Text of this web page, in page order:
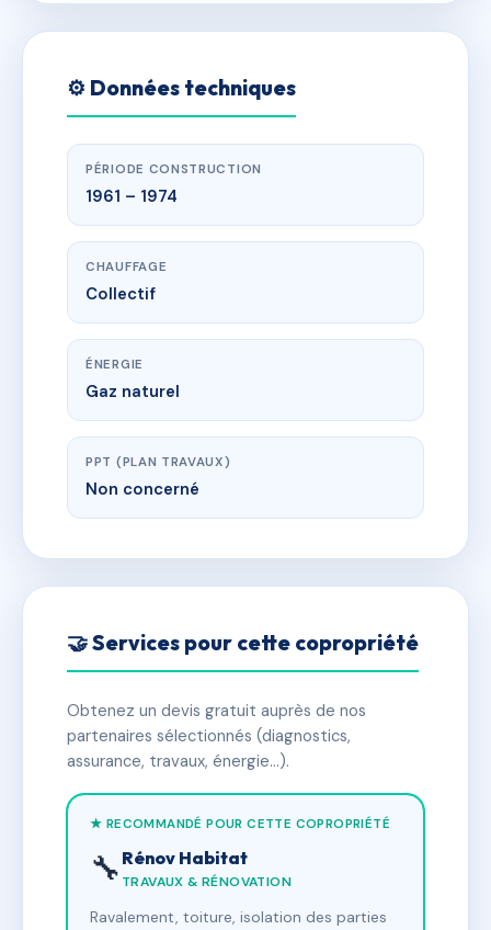
⚙️ Données techniques
PÉRIODE CONSTRUCTION
1961 – 1974
CHAUFFAGE
Collectif
ÉNERGIE
Gaz naturel
PPT (PLAN TRAVAUX)
Non concerné
🤝 Services pour cette copropriété
Obtenez un devis gratuit auprès de nos
partenaires sélectionnés (diagnostics,
assurance, travaux, énergie…).
★ RECOMMANDÉ POUR CETTE COPROPRIÉTÉ
🔧 Rénov Habitat
TRAVAUX & RÉNOVATION
Ravalement, toiture, isolation des parties